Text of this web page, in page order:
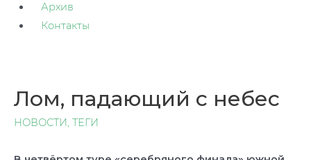
Архив
Контакты
Лом, падающий с небес
НОВОСТИ, ТЕГИ